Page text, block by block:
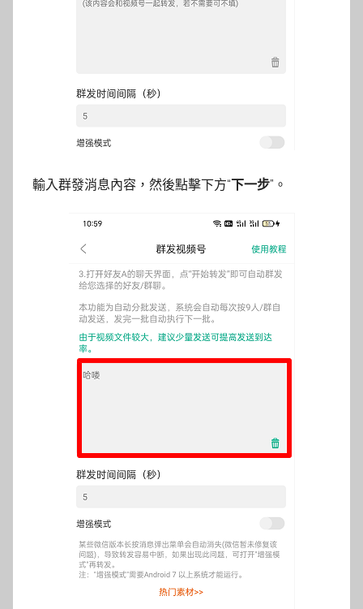
輸入群發消息內容，然後點擊下方“下一步”。